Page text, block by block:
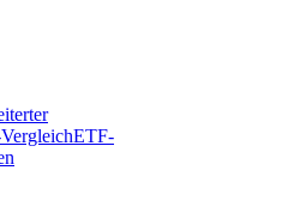
ETF-